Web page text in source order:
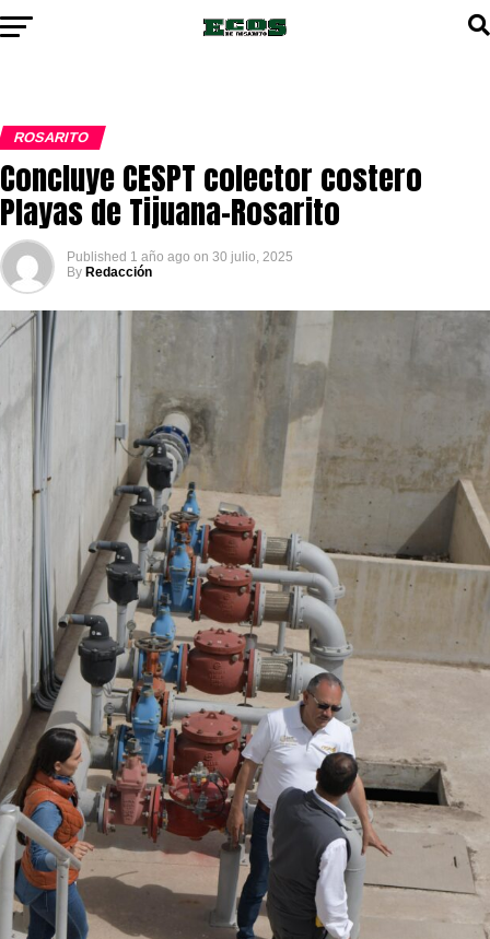
ROSARITO
Concluye CESPT colector costero
Playas de Tijuana-Rosarito
Published 1 año ago on 30 julio, 2025
By Redacción